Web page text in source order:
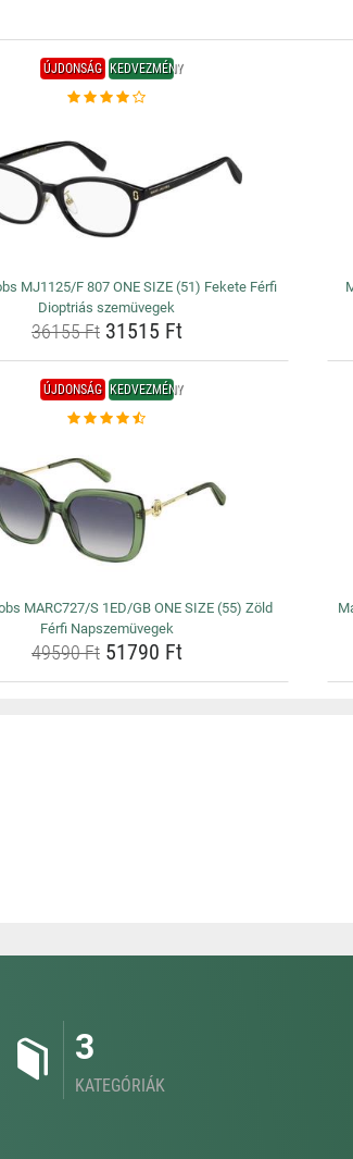
ÚJDONSÁG KEDVEZMÉNY
MJ1125/F 807 ONE SIZE (51) Fekete Férfi
Dioptriás szemüvegek
36155 Ft31515 Ft
ÚJDONSÁG KEDVEZMÉNY
MARC727/S 1ED/GB ONE SIZE (55) Zöld
Férfi Napszemüvegek
49590 Ft51790 Ft
3
KATEGÓRIÁK